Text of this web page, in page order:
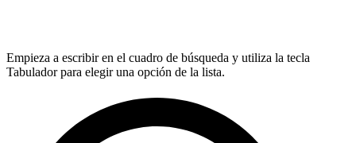
Empieza a escribir en el cuadro de búsqueda y utiliza la tecla
Tabulador para elegir una opción de la lista.